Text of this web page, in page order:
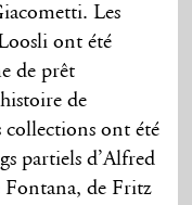
Les
ont été
de prêt
de
ont été
partiels d’Alfred
de Fritz